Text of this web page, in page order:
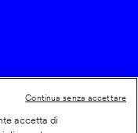
accetta di
Continua senza accettare